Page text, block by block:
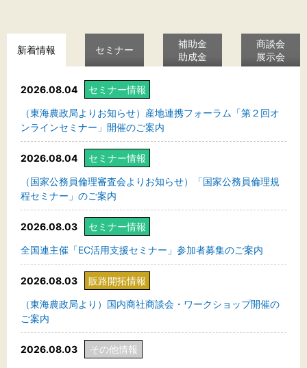
新着情報 セミナー
補助金
助成金
商談会
展示会
2026.08.04
セミナー情報
（東海農政局よりお知らせ）産地連携フォーラム「第２回オ
ンラインセミナー」開催のご案内
2026.08.04
セミナー情報
（国家公務員倫理審査会よりお知らせ）「国家公務員倫理規
程セミナー」のご案内
2026.08.03
セミナー情報
全国連主催「EC活用支援セミナー」参加者募集のご案内
2026.08.03
販路開拓情報
（東海農政局より）国内商社商談会・ワークショップ開催の
ご案内
2026.08.03
その他情報